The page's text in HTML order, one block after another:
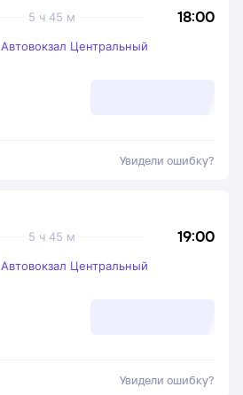
18:00
5 ч 45 м
Автовокзал Центральный
Увидели ошибку?
19:00
5 ч 45 м
Автовокзал Центральный
Увидели ошибку?